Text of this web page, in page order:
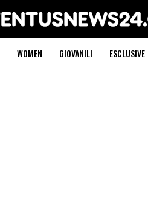
Juventus News 24
WOMEN GIOVANILI ESCLUSIVE